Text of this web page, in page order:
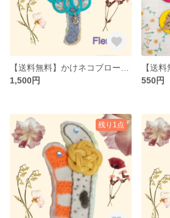
1,500円
550円
残り1点